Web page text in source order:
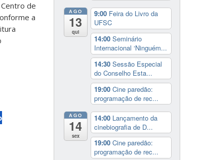
de
a
AGO
13
qui
9:00 Feira do Livro da
UFSC
14:00 Seminário
Internacional ‘Ninguém...
14:30 Sessão Especial
do Conselho Esta...
19:00 Cine paredão:
programação de rec...
AGO
14
sex
14:00 Lançamento da
cinebiografia de D...
19:00 Cine paredão:
programação de rec...